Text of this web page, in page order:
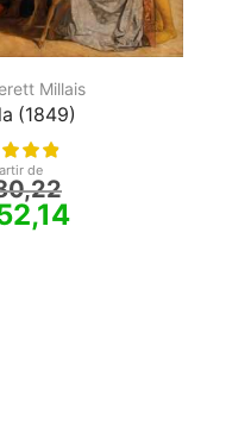
Millais
(1849)
de